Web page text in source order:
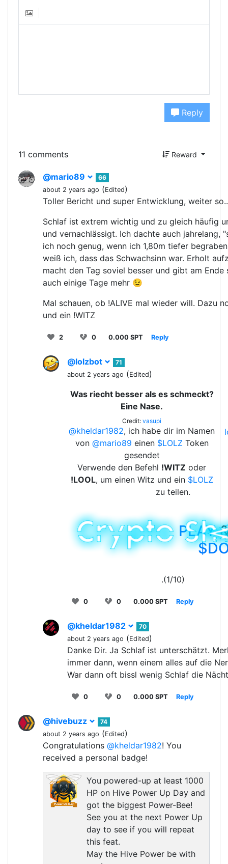
Reply
11 comments Reward
@mario89
66
about 2 years ago (Edited)
Toller Bericht und super Entwicklung, weiter
Schlaf ist extrem wichtig und zu gleich häufig
und vernachlässigt. Ich dachte auch jahrelang,
ich noch genug, wenn ich 1,80m tiefer
weiß ich, dass das Schwachsinn war. Erholt
macht den Tag soviel besser und gibt am Ende
auch einige Tage mehr 😉
Mal schauen, ob !ALIVE mal wieder will. Dazu
und ein !WITZ
2 0 0.000 SPT Reply
@lolzbot
71
about 2 years ago (Edited)
Was riecht besser als es schmeckt?
Eine Nase.
Credit: vasupi
@kheldar1982, ich habe dir im Namen
von @mario89 einen $LOLZ Token
gesendet
Verwende den Befehl !WITZ oder
!LOOL, um einen Witz und ein $LOLZ
zu teilen.
PLAY
.(1/10)
0 0 0.000 SPT Reply
@kheldar1982
70
about 2 years ago (Edited)
Danke Dir. Ja Schlaf ist unterschätzt.
immer dann, wenn einem alles auf die
War dann oft bissl wenig Schlaf die
0 0 0.000 SPT Reply
@hivebuzz
74
about 2 years ago (Edited)
Congratulations @kheldar1982! You
received a personal badge!
You powered-up at least 1000
HP on Hive Power Up Day and
got the biggest Power-Bee!
See you at the next Power Up
day to see if you will repeat
this feat.
May the Hive Power be with